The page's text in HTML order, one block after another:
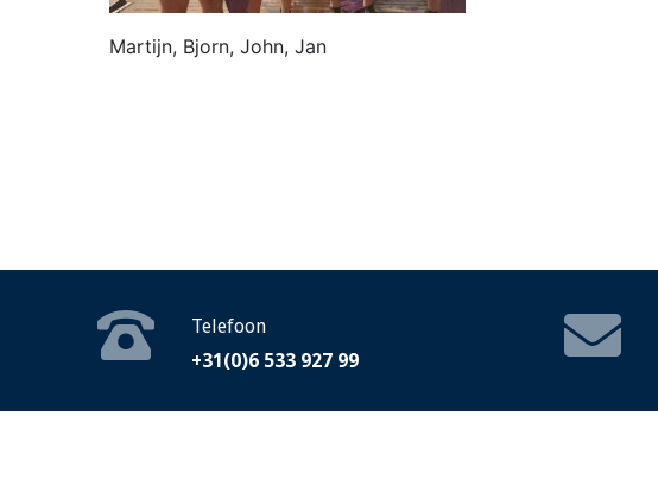
Martijn, Bjorn, John, Jan
Telefoon
+31(0)6 533 927 99